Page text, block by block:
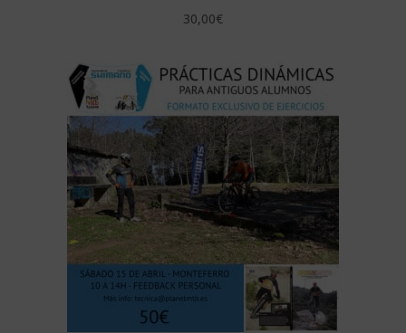
30,00€